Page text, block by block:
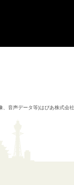
音声データ等)はぴあ株式会